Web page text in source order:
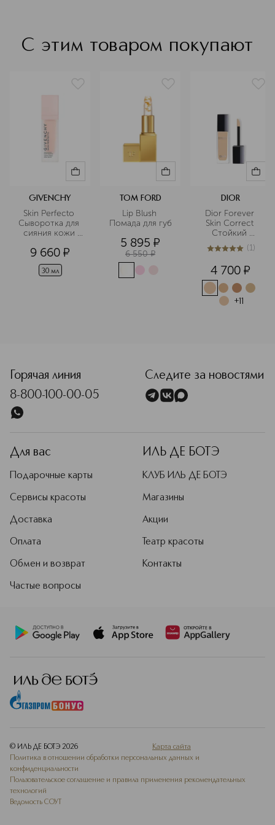
С этим товаром покупают
GIVENCHY
Skin Perfecto
Сыворотка для
сияния кожи
9 660 ¤
30 мл
TOM FORD
Lip Blush
Помада для губ
5 895 ¤
6 550 ¤
DIOR
Dior Forever
Skin Correct
Стойкий
корректор для
лица
5из 51 (1)
4 700 ¤
+11
Горячая линия
8-800-100-00-05
Следите за новостями
Для вас
Подарочные карты
Сервисы красоты
Доставка
Оплата
Обмен и возврат
Частые вопросы
ИЛЬ ДЕ БОТЭ
КЛУБ ИЛЬ ДЕ БОТЭ
Магазины
Акции
Театр красоты
Контакты
© ИЛЬ ДЕ БОТЭ 2026
Карта сайта
Политика в отношении обработки персональных данных и
конфиденциальности
Пользовательское соглашение и правила применения рекомендательных
технологий
Ведомость СОУТ